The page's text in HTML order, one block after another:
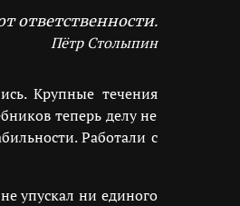
ответственности.
Пётр Столыпин
Крупные течения
теперь делу не
Работали с
упускал ни единого